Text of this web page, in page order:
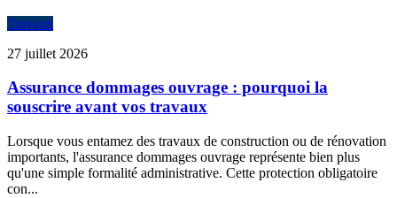
Travaux
27 juillet 2026
Assurance dommages ouvrage : pourquoi la
souscrire avant vos travaux
Lorsque vous entamez des travaux de construction ou de rénovation
importants, l'assurance dommages ouvrage représente bien plus
qu'une simple formalité administrative. Cette protection obligatoire
con...